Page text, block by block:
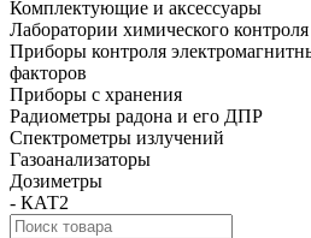
Комплектующие и аксессуары
Лаборатории химического
Приборы контроля
факторов
Приборы с хранения
Радиометры радона и его ДПР
Спектрометры излучений
Газоанализаторы
Дозиметры
- КАТ2